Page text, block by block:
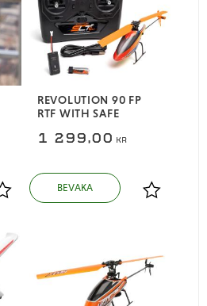
Lägg till i favoriter
REVOLUTION 90 FP
RTF WITH SAFE
1 299,00 KR
Lägg till i